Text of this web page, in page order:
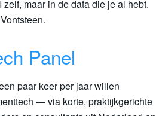
maar in de data die je al hebt.
Panel
paar keer per jaar willen
— via korte, praktijkgerichte